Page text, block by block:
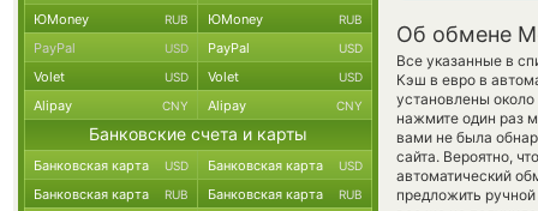
Об обмене
Все указанные в
Кэш в евро в
установлены
нажмите один раз
вами не была
сайта. Вероятно,
автоматический
предложить
ЮMoney RUB ЮMoney RUB
PayPal USD PayPal USD
Volet USD Volet USD
Alipay CNY Alipay CNY
Банковские счета и карты
Банковская карта USD Банковская карта USD
Банковская карта RUB Банковская карта RUB